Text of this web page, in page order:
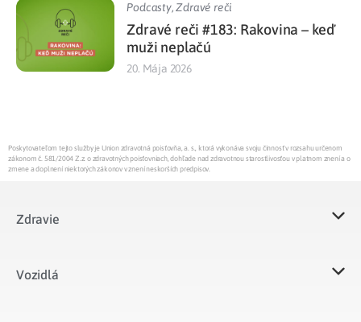
Podcasty,Zdravé reči
Zdravé reči #183: Rakovina – keď
muži neplačú
20. Mája 2026
Poskytovateľom tejto služby je Union zdravotná poisťovňa, a. s., ktorá vykonáva svoju činnosť v rozsahu určenom
zákonom č. 581/2004 Z.z. o zdravotných poisťovniach, dohľade nad zdravotnou starostlivosťou v platnom znení a o
zmene a doplnení niektorých zákonov v znení neskorších predpisov.
Zdravie
Vozidlá​